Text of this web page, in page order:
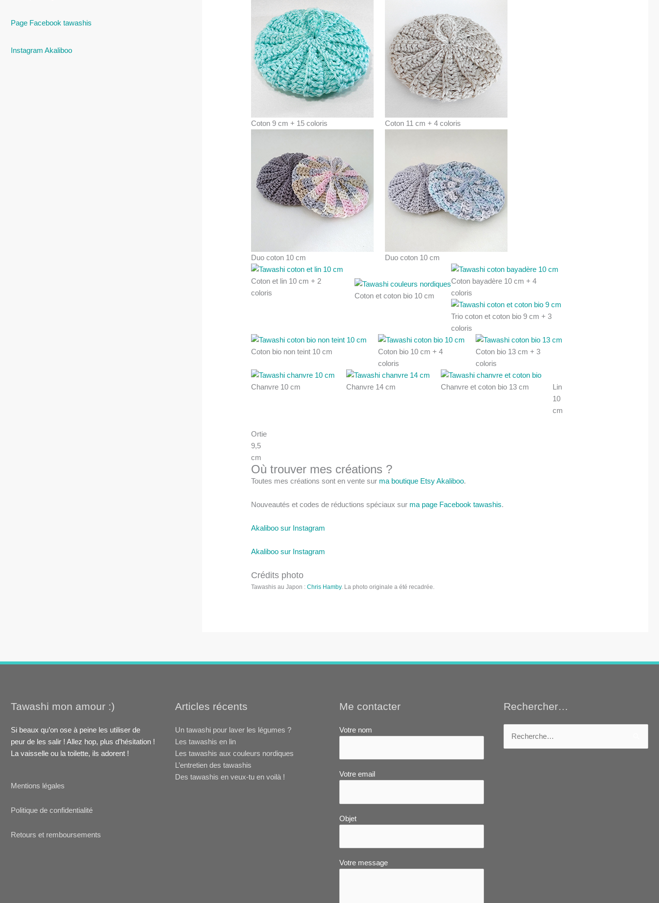
Page Facebook tawashis
Instagram Akaliboo
Coton 9 cm + 15 coloris Coton 11 cm + 4 coloris
Duo coton 10 cm Duo coton 10 cm
Coton et lin 10 cm + 2
coloris
Coton et coton bio 10 cm
Coton bayadère 10 cm + 4
coloris
Trio coton et coton bio 9 cm + 3
coloris
Coton bio non teint 10 cm
Coton bio 10 cm + 4
coloris
Coton bio 13 cm + 3
coloris
Chanvre 10 cm Chanvre 14 cm Chanvre et coton bio 13 cm
Lin
10
cm
Ortie
9,5
cm
Où trouver mes créations ?
Toutes mes créations sont en vente sur ma boutique Etsy Akaliboo.
Nouveautés et codes de réductions spéciaux sur ma page Facebook tawashis.
Akaliboo sur Instagram
Akaliboo sur Instagram
Crédits photo
Tawashis au Japon :Chris Hamby. La photo originale a été recadrée.
Tawashi mon amour :)
Si beaux qu’on ose à peine les utiliser de
peur de les salir ! Allez hop, plus d’hésitation !
La vaisselle ou la toilette, ils adorent !
Mentions légales
Politique de confidentialité
Retours et remboursements
Articles récents
Un tawashi pour laver les légumes ?
Les tawashis en lin
Les tawashis aux couleurs nordiques
L’entretien des tawashis
Des tawashis en veux-tu en voilà !
Me contacter
Votre nom
Votre email
Objet
Votre message
Rechercher…